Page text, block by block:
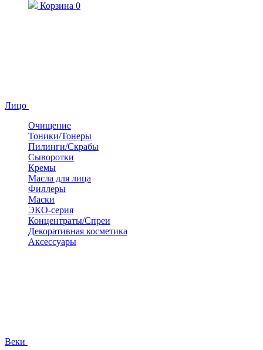
Корзина 0
Лицо
Очищение
Тоники/Тонеры
Пилинги/Скрабы
Сыворотки
Кремы
Масла для лица
Филлеры
Маски
ЭКО-серия
Концентраты/Спреи
Декоративная косметика
Аксессуары
Веки